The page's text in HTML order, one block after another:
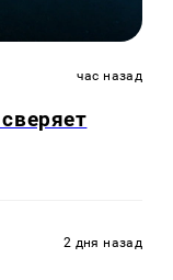
час назад
2 дня назад